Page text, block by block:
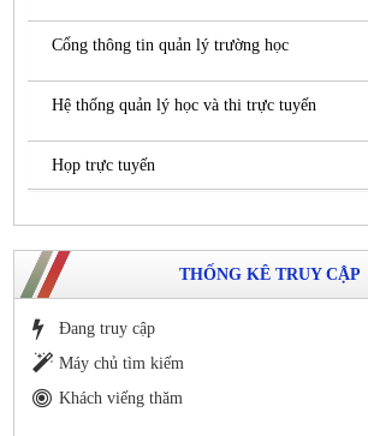
Cổng thông tin quản lý trường học
Hệ thống quản lý học và thi trực tuyến
Họp trực tuyến
THỐNG KÊ TRUY CẬP
Đang truy cập
Máy chủ tìm kiếm
Khách viếng thăm